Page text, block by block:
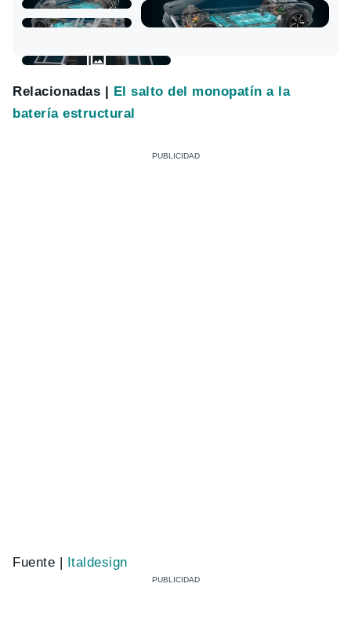
Relacionadas | El salto del monopatín a la
batería estructural
Fuente | Italdesign